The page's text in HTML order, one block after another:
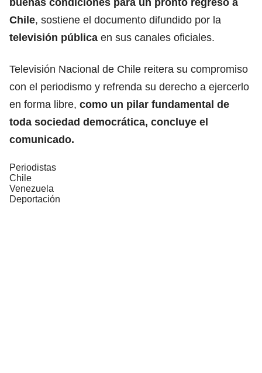
Chile, sostiene el documento difundido por la
televisión pública en sus canales oficiales.
Televisión Nacional de Chile reitera su compromiso
con el periodismo y refrenda su derecho a ejercerlo
en forma libre, como un pilar fundamental de
toda sociedad democrática, concluye el
comunicado.
Periodistas
Chile
Venezuela
Deportación